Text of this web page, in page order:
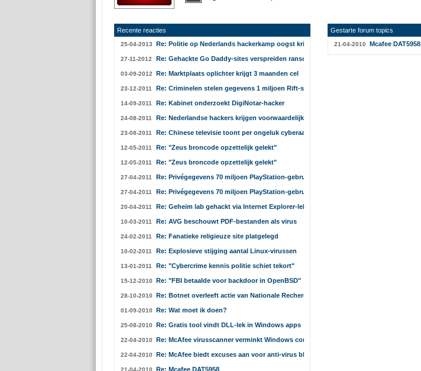
Recente reacties
25-04-2013 Re: Politie op Nederlands hackerkamp oogst kritiek
27-11-2012 Re: Gehackte Go Daddy-sites verspreiden ransomware
03-09-2012 Re: Marktplaats oplichter krijgt 3 maanden cel
23-12-2011 Re: Criminelen stelen gegevens 1 miljoen Rift-spelers
14-09-2011 Re: Kabinet onderzoekt DigiNotar-hacker
24-08-2011 Re: Nederlandse hackers krijgen voorwaardelijke celstraf
23-08-2011 Re: Chinese televisie toont per ongeluk cyberaanval
12-05-2011 Re: "Zeus broncode opzettelijk gelekt"
12-05-2011 Re: "Zeus broncode opzettelijk gelekt"
27-04-2011 Re: Privégegevens 70 miljoen PlayStation-gebruikers gestolen
27-04-2011 Re: Privégegevens 70 miljoen PlayStation-gebruikers gestolen
20-04-2011 Re: Geheim lab gehackt via Internet Explorer-lek
10-03-2011 Re: AVG beschouwt PDF-bestanden als virus
24-02-2011 Re: Fanatieke religieuze site platgelegd
10-02-2011 Re: Explosieve stijging aantal Linux-virussen
13-01-2011 Re: "Cybercrime kennis politie schiet tekort"
15-12-2010 Re: "FBI betaalde voor backdoor in OpenBSD"
28-10-2010 Re: Botnet overleeft actie van Nationale Recherche
01-09-2010 Re: Wat moet ik doen?
25-08-2010 Re: Gratis tool vindt DLL-lek in Windows apps
22-04-2010 Re: McAfee virusscanner verminkt Windows computers
22-04-2010 Re: McAfee biedt excuses aan voor anti-virus blunder
21-04-2010 Re: Mcafee DAT5958
Gestarte forum topics
21-04-2010 Mcafee DAT5958